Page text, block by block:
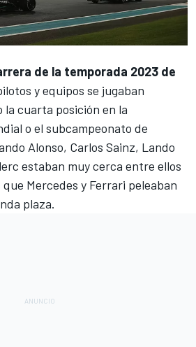
de la temporada 2023 de
y equipos se jugaban
la cuarta posición en la
o el subcampeonato de
Alonso, Carlos Sainz, Lando
estaban muy cerca entre ellos
que Mercedes y Ferrari peleaban
plaza.